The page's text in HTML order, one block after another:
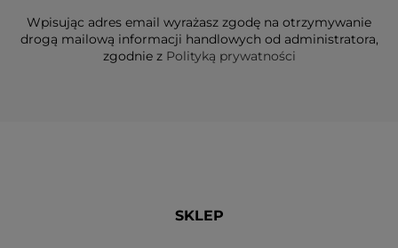
Wpisując adres email wyrażasz zgodę na otrzymywanie
drogą mailową informacji handlowych od administratora,
zgodnie z Polityką prywatności
SKLEP